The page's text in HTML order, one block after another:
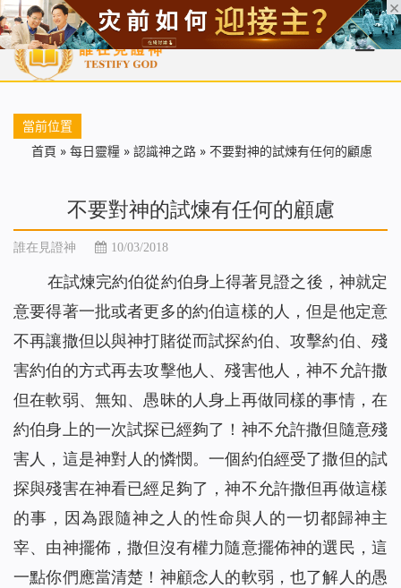
首頁 每日靈糧 天國福音 基督徒見證 信仰解答 聖經
當前位置
首頁 » 每日靈糧 » 認識神之路 » 不要對神的試煉有任何的顧慮
不要對神的試煉有任何的顧慮
誰在見證神 10/03/2018
在試煉完約伯從約伯身上得著見證之後，神就定
意要得著一批或者更多的約伯這樣的人，但是他定意
不再讓撒但以與神打賭從而試探約伯、攻擊約伯、殘
害約伯的方式再去攻擊他人、殘害他人，神不允許撒
但在軟弱、無知、愚昧的人身上再做同樣的事情，在
約伯身上的一次試探已經夠了！神不允許撒但隨意殘
害人，這是神對人的憐憫。一個約伯經受了撒但的試
探與殘害在神看已經足夠了，神不允許撒但再做這樣
的事，因為跟隨神之人的性命與人的一切都歸神主
宰、由神擺佈，撒但沒有權力隨意擺佈神的選民，這
一點你們應當清楚！神顧念人的軟弱，也了解人的愚